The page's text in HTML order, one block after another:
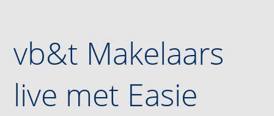
vb&t Makelaars
live met Easie